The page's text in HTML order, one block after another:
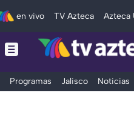
en vivo TV Azteca Azteca
Programas Jalisco Noticias